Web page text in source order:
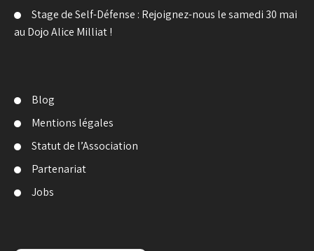
Stage de Self-Défense : Rejoignez-nous le samedi 30 mai
au Dojo Alice Milliat !
Blog
Mentions légales
Statut de l’Association
Partenariat
Jobs